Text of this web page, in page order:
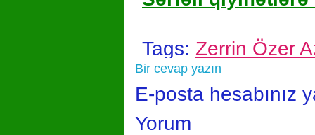
Tags: Zerrin Özer
Bir cevap yazın
E-posta hesabınız
Yorum